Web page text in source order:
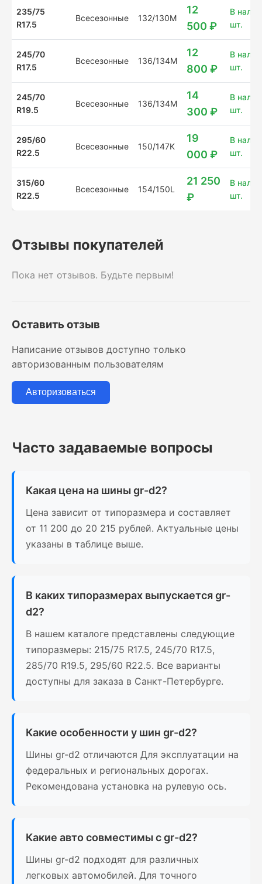
235/75
R17.5
Всесезонные 132/130M
12
500 ₽
В
шт.
245/70
R17.5
Всесезонные 136/134M
12
800 ₽
В
шт.
245/70
R19.5
Всесезонные 136/134M
14
300 ₽
В
шт.
295/60
R22.5
Всесезонные 150/147K
19
000 ₽
В
шт.
315/60
R22.5
Всесезонные 154/150L
21 250
₽
В
шт.
Отзывы покупателей
Пока нет отзывов. Будьте первым!
Оставить отзыв
Написание отзывов доступно только
авторизованным пользователям
Авторизоваться
Часто задаваемые вопросы
Какая цена на шины gr-d2?
Цена зависит от типоразмера и составляет
от 11 200 до 20 215 рублей. Актуальные цены
указаны в таблице выше.
В каких типоразмерах выпускается gr-
d2?
В нашем каталоге представлены следующие
типоразмеры: 215/75 R17.5, 245/70 R17.5,
285/70 R19.5, 295/60 R22.5. Все варианты
доступны для заказа в Санкт-Петербурге.
Какие особенности у шин gr-d2?
Шины gr-d2 отличаются Для эксплуатации на
федеральных и региональных дорогах.
Рекомендована установка на рулевую ось.
Какие авто совместимы с gr-d2?
Шины gr-d2 подходят для различных
легковых автомобилей. Для точного